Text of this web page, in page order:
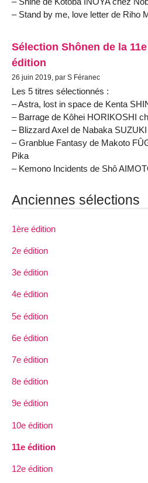
– Stand by me, love letter de Riho
Sélection Shônen de la 11e
édition
26 juin 2019, par S Féranec
Les 5 titres sélectionnés :
– Astra, lost in space de Kenta
– Barrage de Kôhei HORIKOSHI
– Blizzard Axel de Nabaka
– Granblue Fantasy de Makoto
Pika
– Kemono Incidents de Shô
Anciennes sélections
1ère édition
2e édition
3e édition
4e édition
5e édition
6e édition
7e édition
8e édition
9e édition
10e édition
11e édition
12e édition